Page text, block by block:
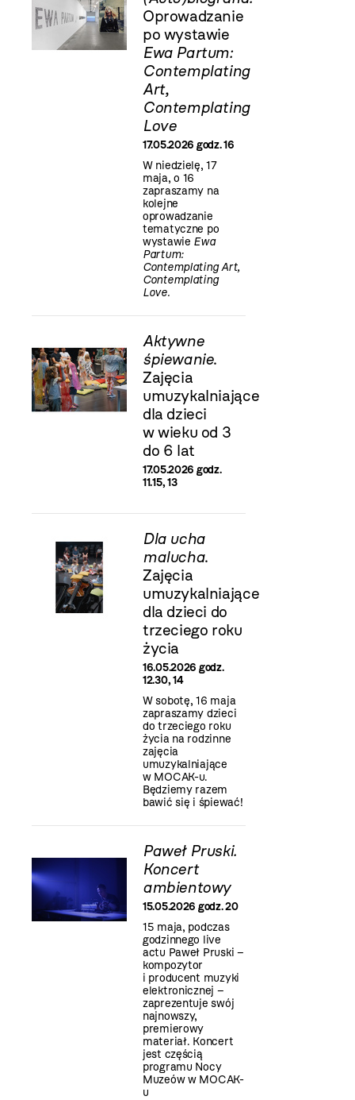
Oprowadzanie
po wystawie
Ewa Partum:
Contemplating
Art,
Contemplating
Love
17.05.2026 godz. 16
W niedzielę, 17
maja, o 16
zapraszamy na
kolejne
oprowadzanie
tematyczne po
wystawie Ewa
Partum:
Contemplating Art,
Contemplating
Love.
Aktywne
śpiewanie.
Zajęcia
umuzykalniające
dla dzieci
w wieku od 3
do 6 lat
17.05.2026 godz.
11.15, 13
Dla ucha
malucha.
Zajęcia
umuzykalniające
dla dzieci do
trzeciego roku
życia
16.05.2026 godz.
12.30, 14
W sobotę, 16 maja
zapraszamy dzieci
do trzeciego roku
życia na rodzinne
zajęcia
umuzykalniające
w MOCAK-u.
Będziemy razem
bawić się i śpiewać!
Paweł Pruski.
Koncert
ambientowy
15.05.2026 godz. 20
15 maja, podczas
godzinnego live
actu Paweł Pruski –
kompozytor
i producent muzyki
elektronicznej –
zaprezentuje swój
najnowszy,
premierowy
materiał. Koncert
jest częścią
programu Nocy
Muzeów w MOCAK-
u